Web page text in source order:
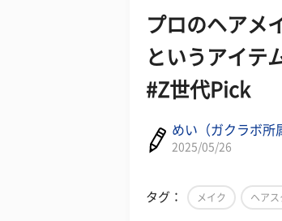
プロのヘアメ
というアイテ
#Z世代Pick
めい（ガクラボ所
2025/05/26
タグ： メイク ヘアス